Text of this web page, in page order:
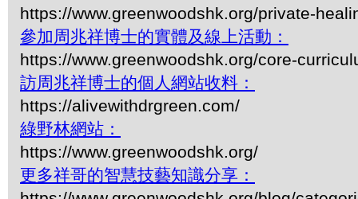
https://www.greenwoodshk.org/private-
參加周兆祥博士的實體及線上活動：
https://www.greenwoodshk.org/core-
訪周兆祥博士的個人網站收料：
https://alivewithdrgreen.com/
綠野林網站：
https://www.greenwoodshk.org/
更多祥哥的智慧技藝知識分享：